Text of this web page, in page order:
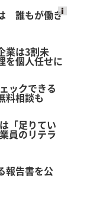
誰もが働き
業は3割未
を個人任せに
ックできる
料相談も
「足りてい
員のリテラ
報告書を公